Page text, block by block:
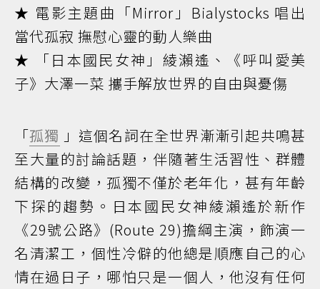
★ 電影主題曲「Mirror」Bialystocks 唱出
當代孤寂 撫慰心靈的動人樂曲
★ 「日本國民女神」綾瀨遙、《呼叫愛美
子》大澤一菜 攜手解放世界的自由與憂傷
「孤獨 」這個名詞在全世界漸漸引起共鳴甚
至大量的討論話題，伴隨著生活習性、群體
結構的改變，孤獨不僅於老年化，甚有年齡
下探的趨勢。日本國民女神綾瀨遙於新作
《29號公路》(Route 29)擔綱主演，飾演一
名清潔工，個性冷僻的他總是順應自己的心
情在過日子，哪怕只是一個人，他沒有任何